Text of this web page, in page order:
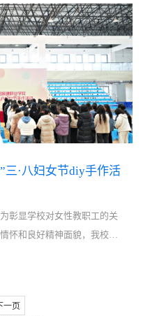
三·八妇女节diy手作活
彰显学校对女性教职工的关
怀和良好精神面貌，我校校
展“春暖三月 属你最美”三·
下一页